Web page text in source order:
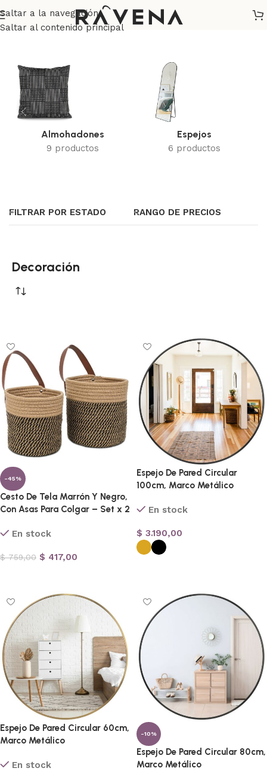
Saltar a la navegación
Saltar al contenido principal
Inicio/ Decoración
Almohadones
9 productos
Espejos
6 productos
FILTRAR POR ESTADO RANGO DE PRECIOS
Decoración
-45%
Cesto De Tela Marrón Y Negro,
Con Asas Para Colgar – Set x 2
En stock
$759,00 $ 417,00
Espejo De Pared Circular
100cm, Marco Metálico
En stock
$ 3.190,00
Espejo De Pared Circular 60cm,
Marco Metálico
En stock
-10%
Espejo De Pared Circular 80cm,
Marco Metálico